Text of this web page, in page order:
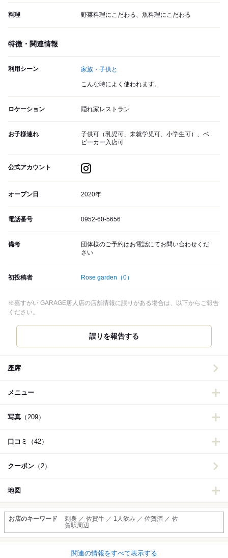
料理 野菜料理にこだわる、魚料理にこだわる
特徴・関連情報
利用シーン 家族・子供と
こんな時によく使われます。
ロケーション 隠れ家レストラン
お子様連れ
子供可（乳児可、未就学児可、小学生可）、ベ
ビーカー入店可
公式アカウント
オープン日 2020年
電話番号 0952-60-5656
備考
団体様のご予約はお電話にてお問い合わせくだ
さい
初投稿者 Rose garden （0）
※嘉すがい GARAGE唐人店の店舗情報に誤りがある場合は、以下からご報告
ください。
誤りを報告する
座席
メニュー
写真 （209）
口コミ （42）
クーポン （2）
地図
お店のキーワード
刺身 ／ 佐賀牛 ／ 1人飲み ／ 佐賀酒 ／ 佐
賀駅周辺
関連の情報をすべて表示する